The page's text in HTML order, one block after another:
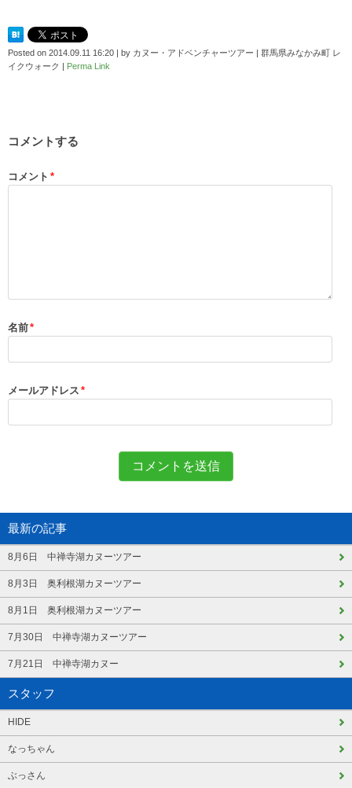
Posted on 2014.09.11 16:20 | by カヌー・アドベンチャーツアー | 群馬県みなかみ町 レ
イクウォーク | Perma Link
コメントする
コメント *
名前*
メールアドレス *
最新の記事
8月6日 中禅寺湖カヌーツアー
8月3日 奥利根湖カヌーツアー
8月1日 奥利根湖カヌーツアー
7月30日 中禅寺湖カヌーツアー
7月21日 中禅寺湖カヌー
スタッフ
HIDE
なっちゃん
ぶっさん